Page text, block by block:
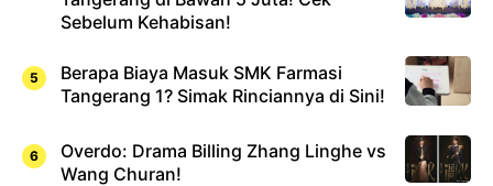
Sebelum Kehabisan!
Berapa Biaya Masuk SMK Farmasi
Tangerang 1? Simak Rinciannya di Sini!
Overdo: Drama Billing Zhang Linghe vs
Wang Churan!